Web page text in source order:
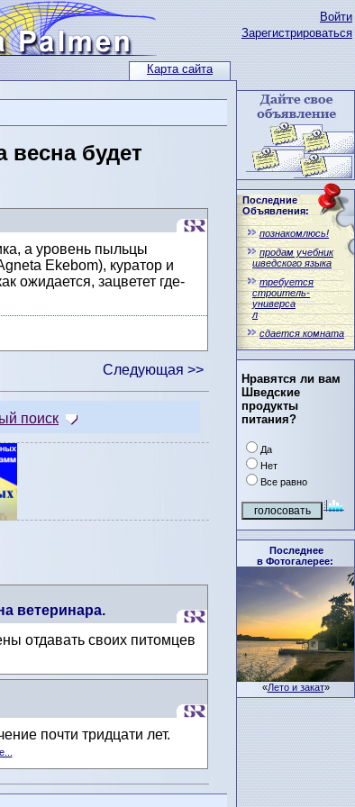
Карта сайта
Войти
Зарегистрироваться
Последние
Объявления:
познакомлюсь!
продам учебник
шведского языка
требуется
строитель-
универса
л
сдается комната
Нравятся ли вам
Шведские
продукты
питания?
Да
Нет
Все равно
Последнее
в Фотогалерее:
«Лето и закат»
будет
а уровень пыльцы
Ekebom), куратор и
ожидается, зацветет где-
Следующая >>
поиск
ветеринара.
отдавать своих питомцев
почти тридцати лет.